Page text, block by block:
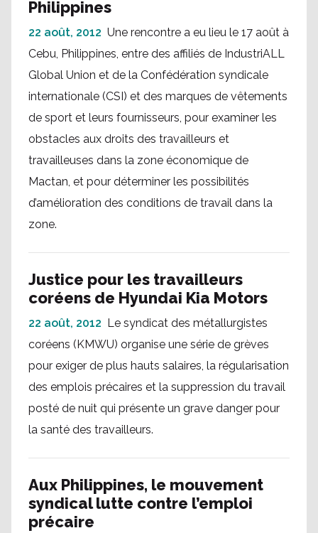
Philippines
22 août, 2012 Une rencontre a eu lieu le 17 août à
Cebu, Philippines, entre des affiliés de IndustriALL
Global Union et de la Confédération syndicale
internationale (CSI) et des marques de vêtements
de sport et leurs fournisseurs, pour examiner les
obstacles aux droits des travailleurs et
travailleuses dans la zone économique de
Mactan, et pour déterminer les possibilités
d’amélioration des conditions de travail dans la
zone.
Justice pour les travailleurs
coréens de Hyundai Kia Motors
22 août, 2012 Le syndicat des métallurgistes
coréens (KMWU) organise une série de grèves
pour exiger de plus hauts salaires, la régularisation
des emplois précaires et la suppression du travail
posté de nuit qui présente un grave danger pour
la santé des travailleurs.
Aux Philippines, le mouvement
syndical lutte contre l’emploi
précaire